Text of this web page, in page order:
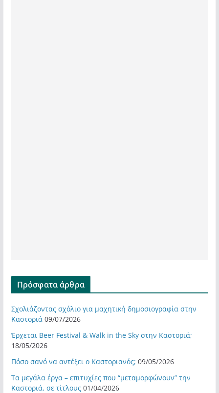
Πρόσφατα άρθρα
Σχολιάζοντας σχόλιο για μαχητική δημοσιογραφία στην
Καστοριά 09/07/2026
Έρχεται Beer Festival & Walk in the Sky στην Καστοριά;
18/05/2026
Πόσο σανό να αντέξει ο Καστοριανός; 09/05/2026
Τα μεγάλα έργα – επιτυχίες που “μεταμορφώνουν” την
Καστοριά, σε τίτλους 01/04/2026